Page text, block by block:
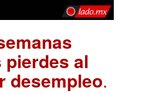
pierdes al
desempleo.